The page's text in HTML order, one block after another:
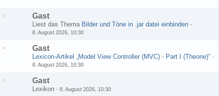
Gast
Liest das Thema Bilder und Töne in .jar datei einbinden -
8. August 2026, 10:30
Gast
Lexicon-Artikel „Model View Controller (MVC) - Part I (Theorie)“ -
8. August 2026, 10:30
Gast
Lexikon - 8. August 2026, 10:30